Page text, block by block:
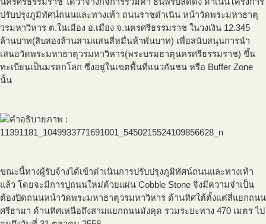
นครศรีธรรมราช ได้ว่าจ้างกิจการร่วมค้า ธนพรบิลด์ดิ้ง ดำเนินโครงการ
ปรับปรุงภูมิทัศน์ถนนและทางเท้า ถนนราชดำเนิน หน้าวัดพระมหาธาตุ
วรมหาวิหาร ต.ในเมือง อ.เมือง จ.นครศรีธรรมราช ในวงเงิน 12.345
ล้านบาท(สิบสองล้านสามแสนสี่หมื่นห้าพันบาท) เพื่อสนับสนุนการนำ
เสนอวัดพระมหาธาตุวรมหาวิหาร(พระบรมธาตุนครศรีธรรมราช) ขึ้น
ทะเบียนเป็นมรดกโลก ซึ่งอยู่ในเขตพื้นที่แนวกันชน หรือ Buffer Zone
นั้น
ขณะนี้ทางผู้รับจ้างได้เข้าดำเนินการปรับปรุงภูมิทัศน์ถนนและทางเท้า
แล้ว โดยจะมีการปูถนนใหม่ด้วยแผ่น Cobble Stone จึงมีความจำเป็น
ต้องปิดถนนหน้าวัดพระมหาธาตุวรมหาวิหาร ด้านทิศใต้ตั้งแต่สี่แยกถนน
ศรีธามา ด้านทิศเหนือถึงสามแยกถนนมังคุด รวมระยะทาง 470 เมตร ไป